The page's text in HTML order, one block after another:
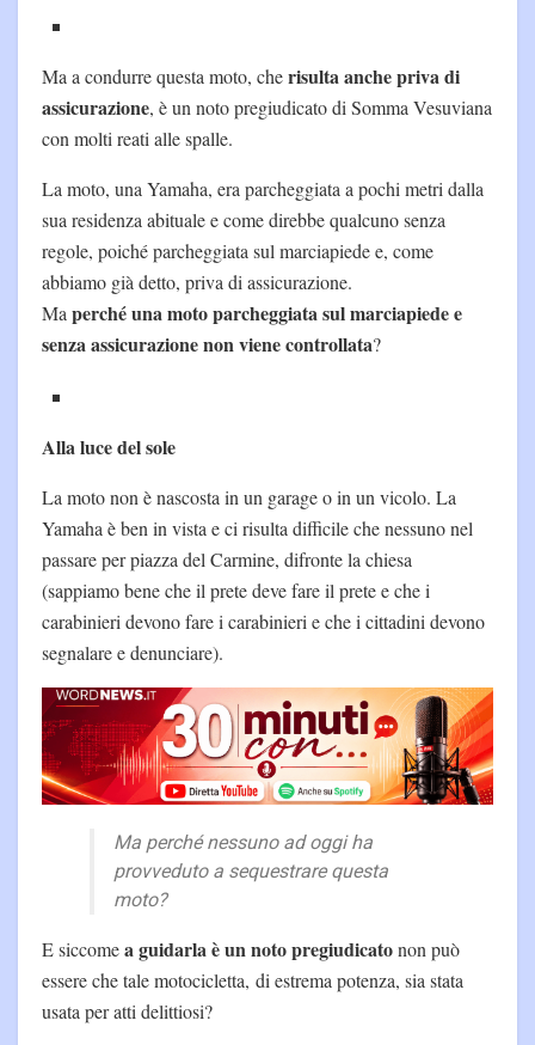
Ma a condurre questa moto, cherisulta anche priva di
assicurazione, è un noto pregiudicato di Somma Vesuviana
con molti reati alle spalle.
La moto, una Yamaha, era parcheggiata a pochi metri dalla
sua residenza abituale e come direbbe qualcuno senza
regole, poiché parcheggiata sul marciapiede e, come
abbiamo già detto, priva di assicurazione.
Maperché una moto parcheggiata sul marciapiede e
senza assicurazione non viene controllata?
Alla luce del sole
La moto non è nascosta in un garage o in un vicolo. La
Yamaha è ben in vista e ci risulta difficile che nessuno nel
passare per piazza del Carmine, difronte la chiesa
(sappiamo bene che il prete deve fare il prete e che i
carabinieri devono fare i carabinieri e che i cittadini devono
segnalare e denunciare).
Ma perché nessuno ad oggi ha
provveduto a sequestrare questa
moto?
E siccomea guidarla è un noto pregiudicatonon può
essere che tale motocicletta, di estrema potenza, sia stata
usata per atti delittiosi?